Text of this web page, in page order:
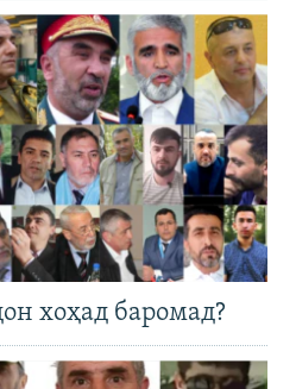
хоҳад баромад?